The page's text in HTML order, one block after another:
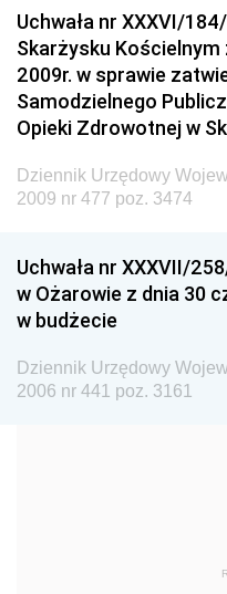
Elektronicznej
Dziennik Urzędowy
Administracji
Dziennik Urzędowy
Dziennik Urzędowy
Dziennik Urzędowy
Dziennik Urzędowy
Dziennik Urzędowy
Sportu
Dziennik Urzędowy
Uchwała nr XXXVI/
Skarżysku
2009r. w sprawie
Samodzielnego
Opieki Zdrowotnej w
Dziennik Urzędowy
2009 nr 477 poz. 3474
Uchwała nr XXXVII/
w Ożarowie z dnia 30
w budżecie
Dziennik Urzędowy
2006 nr 441 poz. 3161